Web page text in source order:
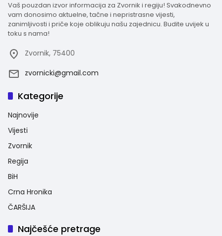
Vaš pouzdan izvor informacija za Zvornik i regiju! Svakodnevno
vam donosimo aktuelne, tačne i nepristrasne vijesti,
zanimljivosti i priče koje oblikuju našu zajednicu. Budite uvijek u
toku s nama!
Zvornik, 75400
zvornicki@gmail.com
Kategorije
Najnovije
Vijesti
Zvornik
Regija
BiH
Crna Hronika
ČARŠIJA
Najčešće pretrage